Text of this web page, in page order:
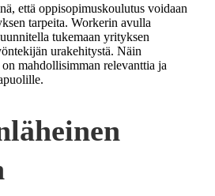
että oppisopimuskoulutus voidaan
tarpeita. Workerin avulla
tukemaan yrityksen
urakehitystä. Näin
mahdollisimman relevanttia ja